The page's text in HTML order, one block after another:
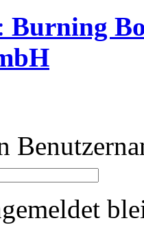
Burning